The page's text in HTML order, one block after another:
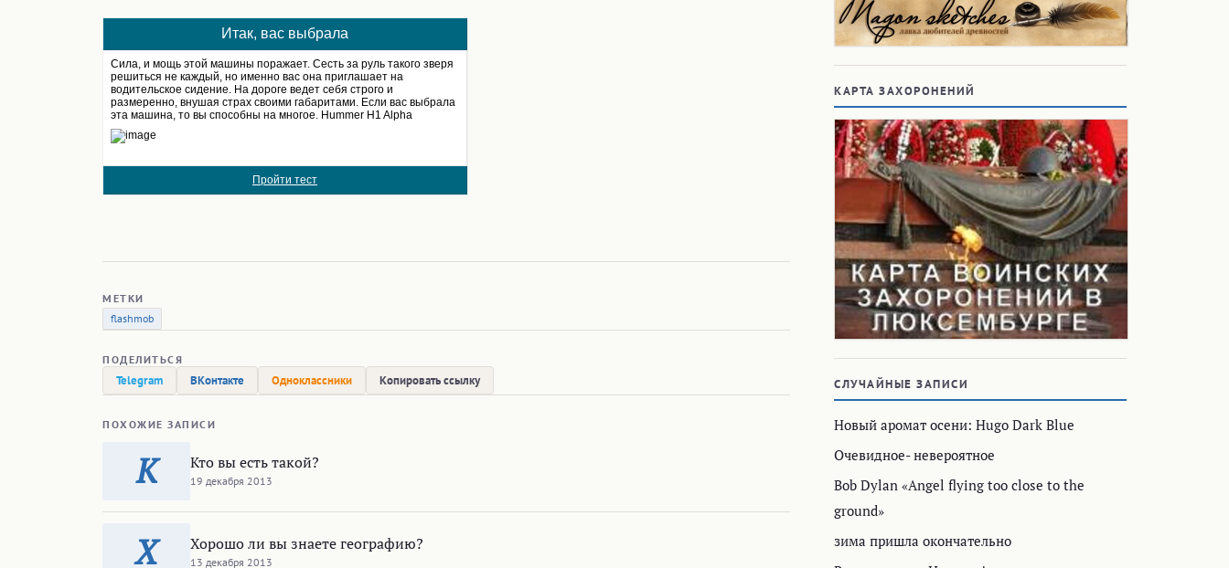
Итак, вас выбрала
Сила, и мощь этой машины поражает. Сесть за руль такого зверя
решиться не каждый, но именно вас она приглашает на
водительское сидение. На дороге ведет себя строго и
размеренно, внушая страх своими габаритами. Если вас выбрала
эта машина, то вы способны на многое. Hummer H1 Alpha
Пройти тест
МЕТКИ
flashmob
ПОДЕЛИТЬСЯ
Telegram ВКонтакте Одноклассники Копировать ссылку
ПОХОЖИЕ ЗАПИСИ
К Кто вы есть такой?
19 декабря 2013
Х Хорошо ли вы знаете географию?
13 декабря 2013
КАРТА ЗАХОРОНЕНИЙ
СЛУЧАЙНЫЕ ЗАПИСИ
Новый аромат осени: Hugo Dark Blue
Очевидное- невероятное
Bob Dylan «Angel flying too close to the
ground»
зима пришла окончательно